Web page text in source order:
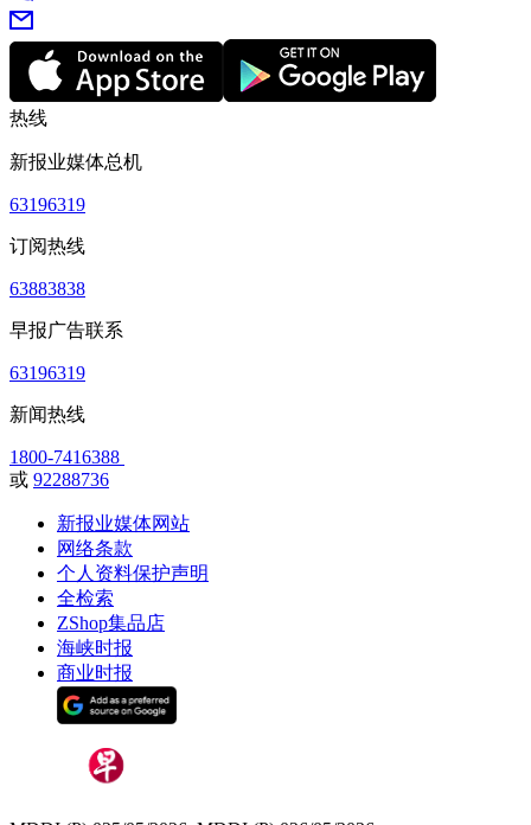
热线
新报业媒体总机
63196319
订阅热线
63883838
早报广告联系
63196319
新闻热线
1800-7416388
或 92288736
新报业媒体网站
网络条款
个人资料保护声明
全检索
ZShop集品店
海峡时报
商业时报